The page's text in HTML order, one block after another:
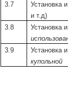
3.7
Установка
и т.д)
3.8 Установка
3.9 Установка
купольной